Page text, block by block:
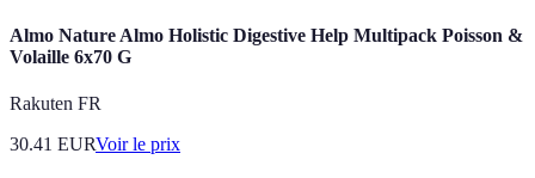
Almo Nature Almo Holistic Digestive Help Multipack Poisson &
Volaille 6x70 G
Rakuten FR
30.41 EURVoir le prix